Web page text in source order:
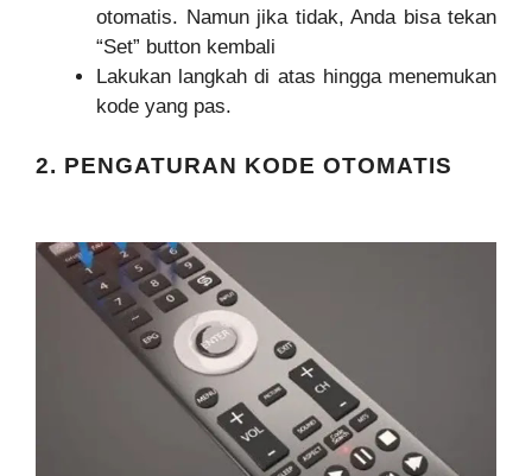
otomatis. Namun jika tidak, Anda bisa tekan
“Set” button kembali
Lakukan langkah di atas hingga menemukan
kode yang pas.
2. PENGATURAN KODE OTOMATIS